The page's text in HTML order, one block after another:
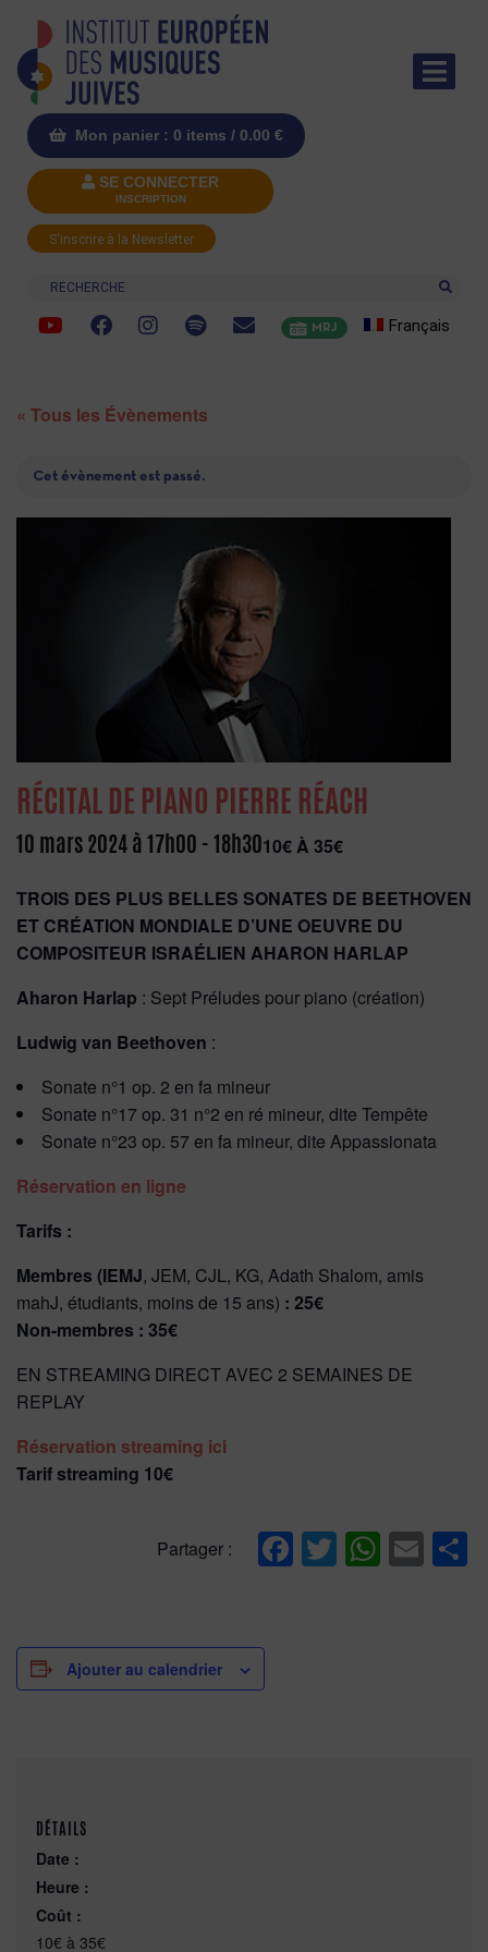
Mon panier : 0 items / 0.00 €
SE CONNECTER
INSCRIPTION
S'inscrire à la Newsletter
Recherche
MRJ Français
« Tous les Évènements
Cet évènement est passé.
RÉCITAL DE PIANO PIERRE RÉACH
10 mars 2024 à 17h00 -18h3010€ À 35€
TROIS DES PLUS BELLES SONATES DE BEETHOVEN
ET CRÉATION MONDIALE D’UNE OEUVRE DU
COMPOSITEUR ISRAÉLIEN AHARON HARLAP
Aharon Harlap : Sept Préludes pour piano (création)
Ludwig van Beethoven :
Sonate n°1 op. 2 en fa mineur
Sonate n°17 op. 31 n°2 en ré mineur, dite Tempête
Sonate n°23 op. 57 en fa mineur, dite Appassionata
Réservation en ligne
Tarifs :
Membres (IEMJ, JEM, CJL, KG, Adath Shalom, amis
mahJ, étudiants, moins de 15 ans) : 25€
Non-membres : 35€
EN STREAMING DIRECT AVEC 2 SEMAINES DE
REPLAY
Réservation streaming ici
Tarif streaming 10€
Partager : Facebook
Twitter
Ajouter au calendrier
DÉTAILS
Date :
Heure :
Coût :
10€ à 35€